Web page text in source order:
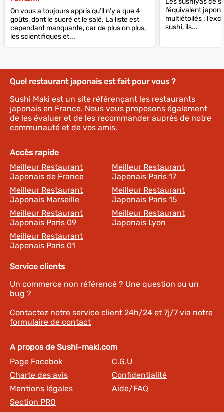
On vous a toujours appris qu’il n’y a que 4
goûts, dont le sucré et le salé. La liste est
cependant manquante, car de plus on plus,
les scientifiques et...
l’équivalent
multiétoilés :
sushi, ils...
Quel restaurant japonais est fait pour vous ?
Sushi Maki est un site référençant les restaurants
japonais en France. Nous vous proposons également
de les évaluer et de les recommander auprès de notre
communauté et de vos amis.
Accès rapide
Meilleur Restaurant
Japonais de France
Meilleur Restaurant
Japonais Paris 17
Meilleur Restaurant
Japonais Marseille
Meilleur Restaurant
Japonais Paris 15
Meilleur Restaurant
Japonais Paris 09
Meilleur Restaurant
Japonais Lyon
Meilleur Restaurant
Japonais Paris 01
Service clients
Un commerce non référencé ? Une question ou un
bug ?
Contactez notre service client 24h/24 et 7j/7 via notre
formulaire de contact
A propos de Sushi-maki.com
Page Facebok
C.G.U
Charte des avis
Confidentialité
Mentions légales
Aide/FAQ
Section PRO